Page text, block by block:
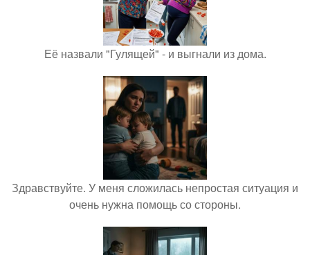
Её назвали "Гулящей" - и выгнали из дома.
Здравствуйте. У меня сложилась непростая ситуация и
очень нужна помощь со стороны.